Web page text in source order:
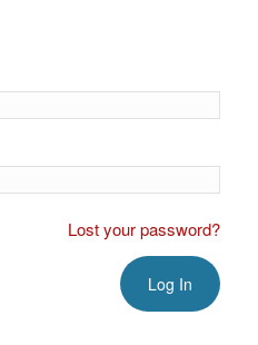
Lost your password?